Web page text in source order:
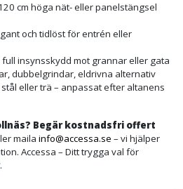
cm höga nät- eller panelstängsel
och tidlöst för entrén eller
full insynsskydd mot grannar eller gata
dubbelgrindar, eldrivna alternativ
stål eller trä – anpassat efter altanens
Begär kostnadsfri offert
maila info@accessa.se – vi hjälper
Accessa – Ditt trygga val för
.